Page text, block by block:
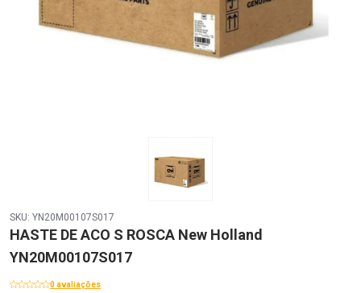
SKU: YN20M00107S017
HASTE DE ACO S ROSCA New Holland
YN20M00107S017
0 avaliações